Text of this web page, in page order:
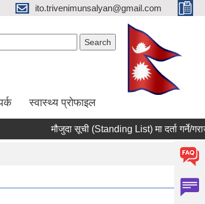
ito.trivenimunsalyan@gmail.com
स्वास्थ्य प्राेफाइल
मौजुदा सूची (Standing List) मा दर्ता गर्ने/